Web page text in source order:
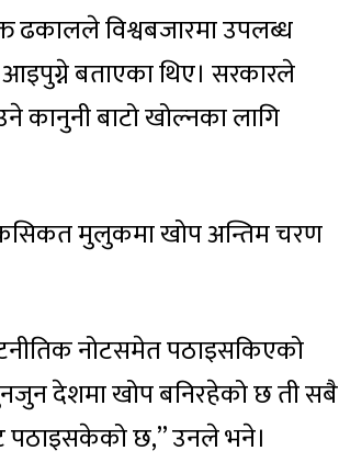
ढकालले विश्वबजारमा उपलब्ध
बताएका थिए। सरकारले
कानुनी बाटो खोल्नका लागि
मुलुकमा खोप अन्तिम चरण
नोटसमेत पठाइसकिएको
देशमा खोप बनिरहेको छ ती सबै
पठाइसकेको छ,” उनले भने।